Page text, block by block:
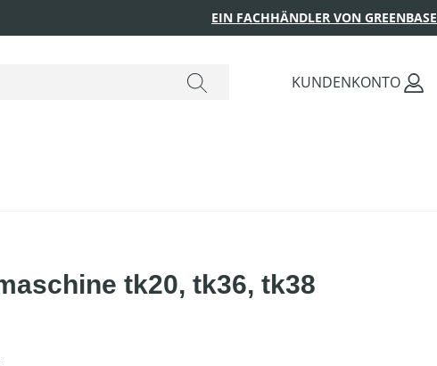
EIN FACHHÄNDLER VON GREENBASE
KUNDENKONTO
tk20, tk36, tk38